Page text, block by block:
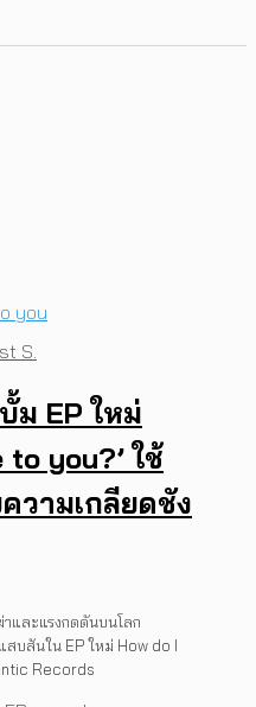
ม EP ใหม่
to you?’ ใช้
วามเกลียดชัง
S.
และแรงกดดันบนโลก
บสันใน EP ใหม่ How do I
Records